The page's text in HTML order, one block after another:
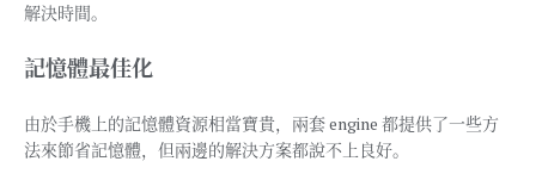
解決時間。
記憶體最佳化
由於手機上的記憶體資源相當寶貴，兩套 engine 都提供了一些方
法來節省記憶體，但兩邊的解決方案都說不上良好。